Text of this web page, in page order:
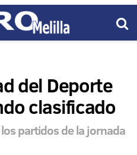
del Deporte
clasificado
partidos de la jornada